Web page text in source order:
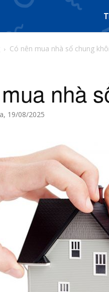
Có nên mua nhà sổ chung
nhà
19/08/2025